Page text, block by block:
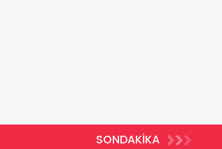
SONDAKİKA
Kapsamı Dışında?